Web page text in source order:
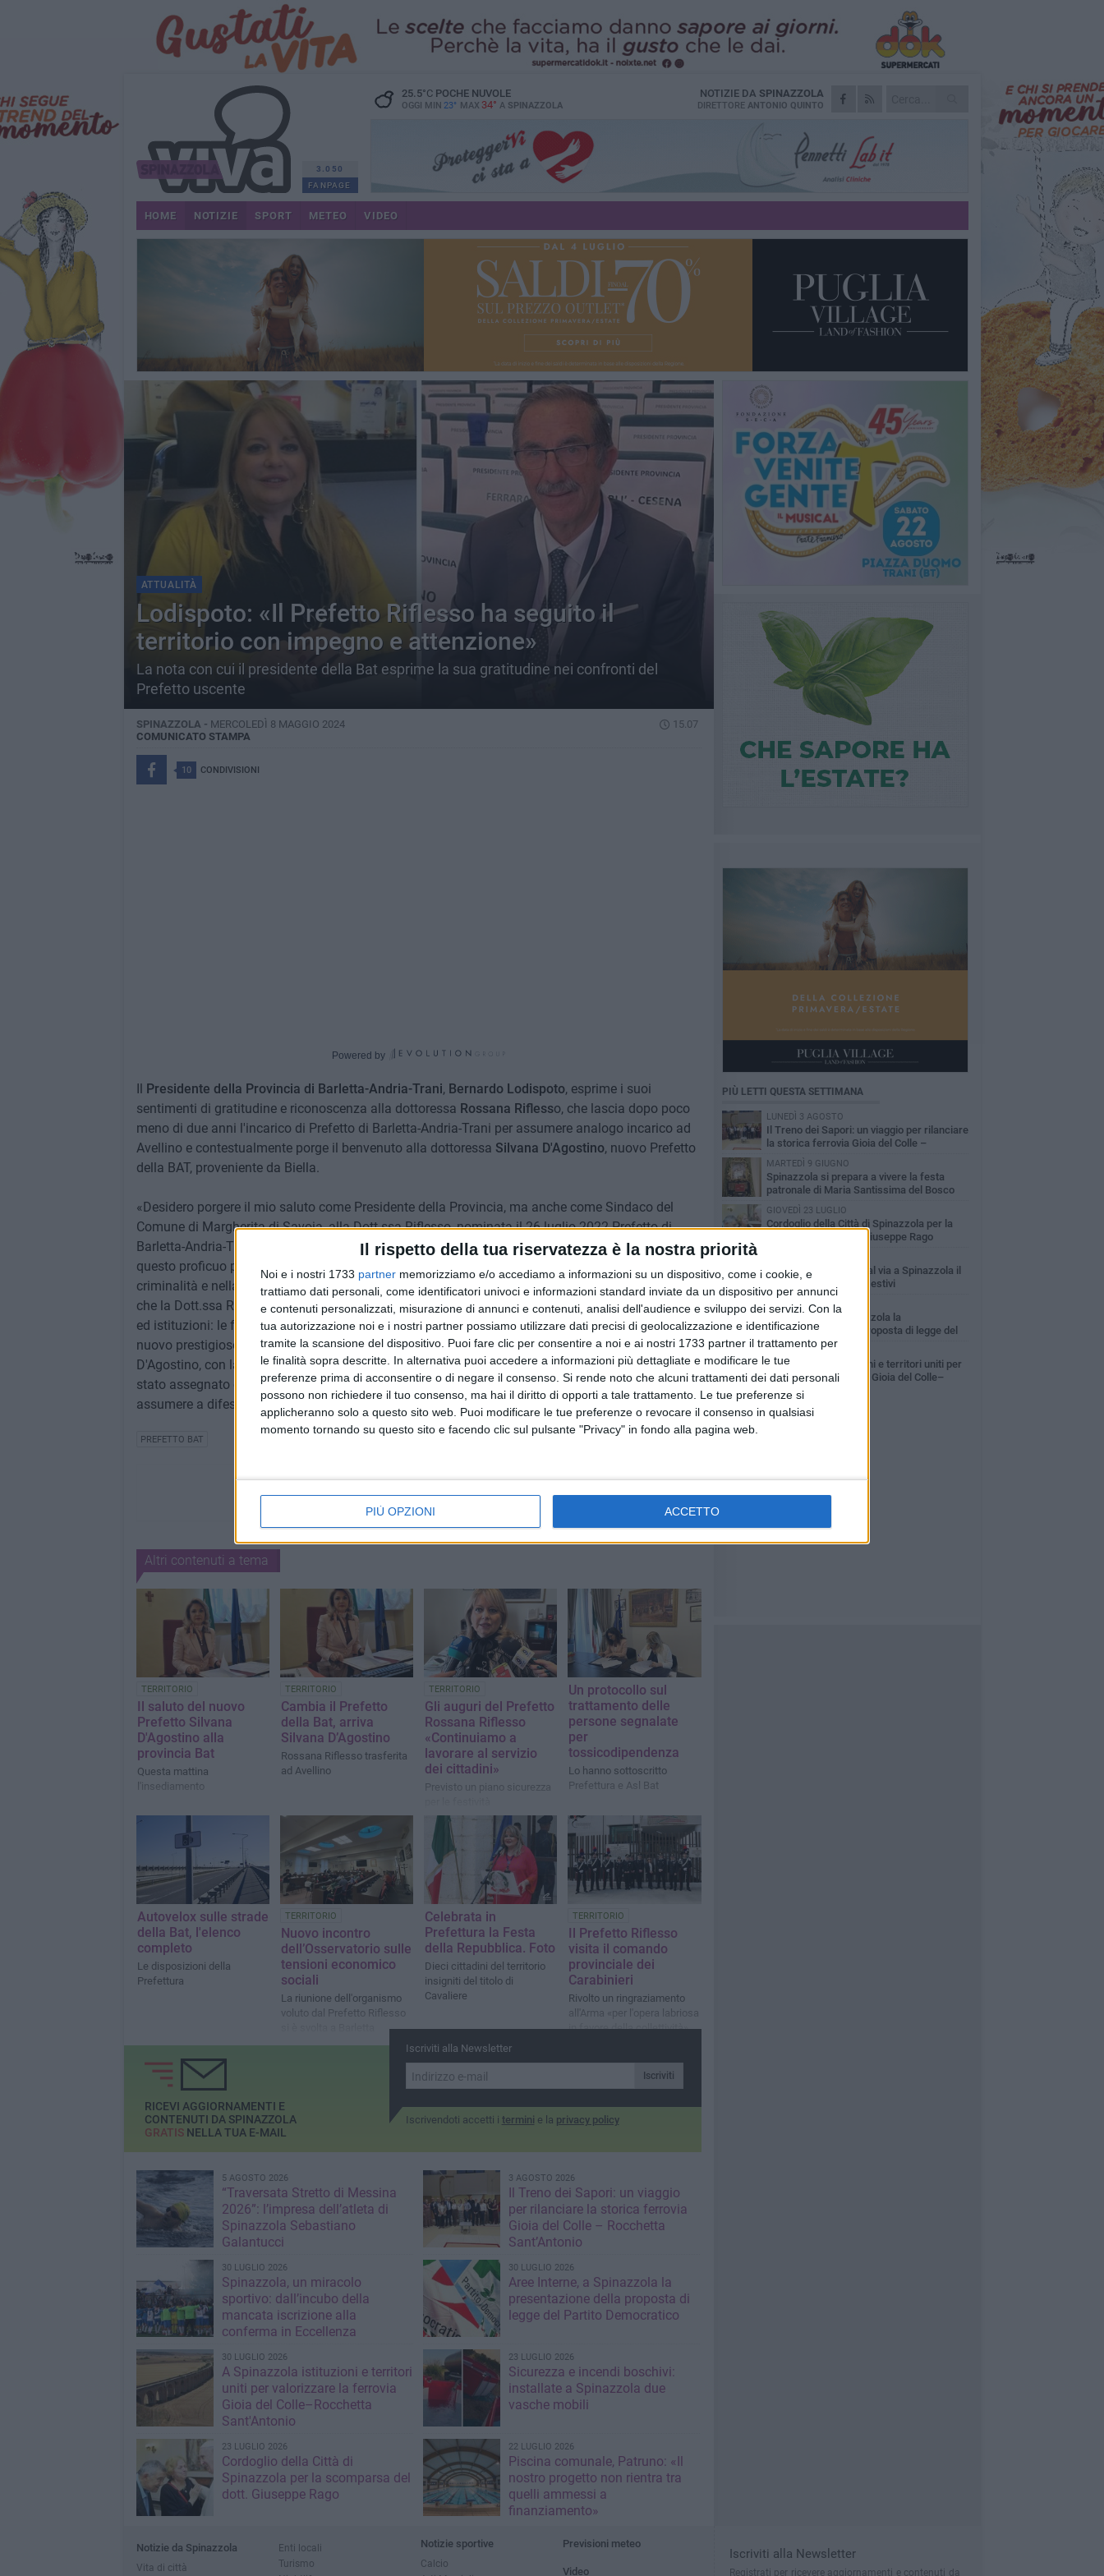
Il rispetto della tua riservatezza è la nostra priorità
Noi e i nostri 1733 partner memorizziamo e/o accediamo a informazioni su un dispositivo, come i cookie, e
trattiamo dati personali, come identificatori univoci e informazioni standard inviate da un dispositivo per annunci
e contenuti personalizzati, misurazione di annunci e contenuti, analisi dell'audience e sviluppo dei servizi. Con la
tua autorizzazione noi e i nostri partner possiamo utilizzare dati precisi di geolocalizzazione e identificazione
tramite la scansione del dispositivo. Puoi fare clic per consentire a noi e ai nostri 1733 partner il trattamento per
le finalità sopra descritte. In alternativa puoi accedere a informazioni più dettagliate e modificare le tue
preferenze prima di acconsentire o di negare il consenso. Si rende noto che alcuni trattamenti dei dati personali
possono non richiedere il tuo consenso, ma hai il diritto di opporti a tale trattamento. Le tue preferenze si
applicheranno solo a questo sito web. Puoi modificare le tue preferenze o revocare il consenso in qualsiasi
momento tornando su questo sito e facendo clic sul pulsante "Privacy" in fondo alla pagina web.
PIÙ OPZIONI ACCETTO
3.050
FANPAGE
25.5°CPOCHE NUVOLE
OGGI MIN 23° MAX 34° A SPINAZZOLA
NOTIZIE DA SPINAZZOLA
DIRETTORE ANTONIO QUINTO
HOME NOTIZIE SPORT METEO VIDEO
ATTUALITÀ
Lodispoto: «Il Prefetto Riflesso ha seguito il
territorio con impegno e attenzione»
La nota con cui il presidente della Bat esprime la sua gratitudine nei confronti del
Prefetto uscente
SPINAZZOLA - MERCOLEDÌ 8 MAGGIO 2024
15.07
COMUNICATO STAMPA
10 CONDIVISIONI
Powered by
Il Presidente della Provincia di Barletta-Andria-Trani, Bernardo Lodispoto, esprime i suoi
sentimenti di gratitudine e riconoscenza alla dottoressa Rossana Riflesso, che lascia dopo poco
meno di due anni l'incarico di Prefetto di Barletta-Andria-Trani per assumere analogo incarico ad
Avellino e contestualmente porge il benvenuto alla dottoressa Silvana D'Agostino, nuovo Prefetto
della BAT, proveniente da Biella.
«Desidero porgere il mio saluto come Presidente della Provincia, ma anche come Sindaco del
Comune di Margherita di Savoia, alla Dott.ssa Riflesso, nominata il 26 luglio 2022 Prefetto di
Barletta-Andria-Trani dove ha assunto le funzioni il successivo 4 agosto, per il lavoro svolto in
questo proficuo periodo nel campo della prevenzione delle devianze giovanili, del contrasto alla
criminalità e nella diffusione della cultura della legalità. Il nostro è un territorio non semplice ma
che la Dott.ssa Riflesso ha seguito con impegno ed attenzione, rafforzando il legame tra cittadini
ed istituzioni: le formulo dunque, a nome di tutti i sindaci del territorio, i miei migliori auguri per il
nuovo prestigioso incarico e, nel contempo, accolgo il nuovo Prefetto, Dott.ssa Silvana
D'Agostino, con la ferma convinzione che saprà essere all'altezza del gravoso compito che le è
stato assegnato ed anticipando la massima collaborazione per tutte le iniziative che Ella vorrà
assumere a difesa della legalità ed a tutela delle istituzioni democratiche».
PREFETTO BAT
Altri contenuti a tema
TERRITORIO
Il saluto del nuovo
Prefetto Silvana
D'Agostino alla
provincia Bat
Questa mattina
l'insediamento
TERRITORIO
Cambia il Prefetto
della Bat, arriva
Silvana D’Agostino
Rossana Riflesso trasferita
ad Avellino
TERRITORIO
Gli auguri del Prefetto
Rossana Riflesso
«Continuiamo a
lavorare al servizio
dei cittadini»
Previsto un piano sicurezza
Un protocollo sul
trattamento delle
persone segnalate
per
tossicodipendenza
Lo hanno sottoscritto
Prefettura e Asl Bat
Autovelox sulle strade
della Bat, l'elenco
completo
Le disposizioni della
Prefettura
TERRITORIO
Nuovo incontro
dell’Osservatorio sulle
tensioni economico
sociali
La riunione dell'organismo
voluto dal Prefetto Riflesso
Celebrata in
Prefettura la Festa
della Repubblica. Foto
Dieci cittadini del territorio
insigniti del titolo di
Cavaliere
TERRITORIO
Il Prefetto Riflesso
visita il comando
provinciale dei
Carabinieri
Rivolto un ringraziamento
all'Arma «per l'opera labriosa
in favore della collettività»
Iscriviti alla Newsletter
Iscriviti
Iscrivendoti accetti i termini e la privacy policy
RICEVI AGGIORNAMENTI E
CONTENUTI DA SPINAZZOLA
GRATISNELLA TUA E-MAIL
5 AGOSTO 2026
“Traversata Stretto di Messina
2026”: l’impresa dell’atleta di
Spinazzola Sebastiano
Galantucci
3 AGOSTO 2026
Il Treno dei Sapori: un viaggio
per rilanciare la storica ferrovia
Gioia del Colle – Rocchetta
Sant’Antonio
30 LUGLIO 2026
Spinazzola, un miracolo
sportivo: dall’incubo della
mancata iscrizione alla
conferma in Eccellenza
30 LUGLIO 2026
Aree Interne, a Spinazzola la
presentazione della proposta di
legge del Partito Democratico
30 LUGLIO 2026
A Spinazzola istituzioni e territori
uniti per valorizzare la ferrovia
Gioia del Colle–Rocchetta
Sant'Antonio
23 LUGLIO 2026
Sicurezza e incendi boschivi:
installate a Spinazzola due
vasche mobili
23 LUGLIO 2026
Cordoglio della Città di
Spinazzola per la scomparsa del
dott. Giuseppe Rago
22 LUGLIO 2026
Piscina comunale, Patruno: «Il
nostro progetto non rientra tra
quelli ammessi a
finanziamento»
PIÙ LETTI QUESTA SETTIMANA
LUNEDÌ 3 AGOSTO
Il Treno dei Sapori: un viaggio per rilanciare
la storica ferrovia Gioia del Colle –
Rocchetta Sant’Antonio
MARTEDÌ 9 GIUGNO
Spinazzola si prepara a vivere la festa
patronale di Maria Santissima del Bosco
GIOVEDÌ 23 LUGLIO
Cordoglio della Città di Spinazzola per la
scomparsa del dott. Giuseppe Rago
Ferie artistiche 2026: al via a Spinazzola il
cartellone degli eventi estivi
GIOVEDÌ 30 LUGLIO
Aree Interne, a Spinazzola la
presentazione della proposta di legge del
Partito Democratico
GIOVEDÌ 30 LUGLIO
A Spinazzola istituzioni e territori uniti per
valorizzare la ferrovia Gioia del Colle–
Rocchetta Sant'Antonio
Notizie da Spinazzola
Vita di città
Enti locali
Turismo
Notizie sportive
Calcio
Previsioni meteo
Video
Iscriviti alla Newsletter
Registrati per ricevere aggiornamenti e contenuti da